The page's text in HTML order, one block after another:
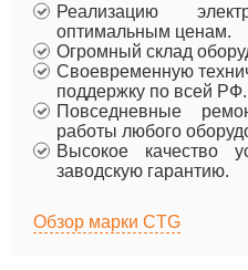
Реализацию
оптимальным ценам.
Огромный склад
Своевременную
поддержку по всей РФ.
Повседневные
работы любого
Высокое качество
заводскую гарантию.
Обзор марки CTG